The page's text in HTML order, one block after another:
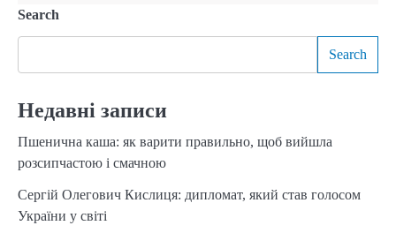
Search
Search
Недавні записи
Пшенична каша: як варити правильно, щоб вийшла
розсипчастою і смачною
Сергій Олегович Кислиця: дипломат, який став голосом
України у світі